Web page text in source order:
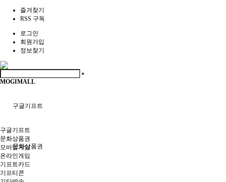
즐겨찾기
RSS 구독
로그인
회원가입
정보찾기
MOGIMALL
구글기프트
문화상품권
구글기프트
문화상품권
모바일게임
온라인게임
기프트카드
기프티콘